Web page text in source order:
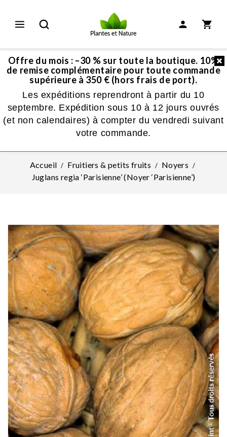
Offre du mois : –30 % sur toute la boutique. 10%
de remise complémentaire pour toute commande
supérieure à 350 € (hors frais de port).
Les expéditions reprendront à partir du 10
septembre. Expédition sous 10 à 12 jours ouvrés
(et non calendaires) à compter du vendredi suivant
votre commande.
Accueil Fruitiers & petits fruits
Noyers
Juglans regia ‘Parisienne’ (Noyer ‘Parisienne’)